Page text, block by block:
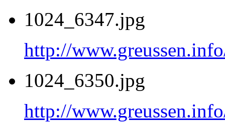
1024_6347.jpg
http://
1024_6350.jpg
http://